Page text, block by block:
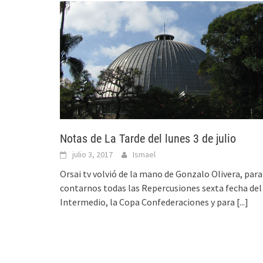
Notas de La Tarde del lunes 3 de julio
julio 3, 2017 Ismael
Orsai tv volvió de la mano de Gonzalo Olivera, para
contarnos todas las Repercusiones sexta fecha del
Intermedio, la Copa Confederaciones y para [...]